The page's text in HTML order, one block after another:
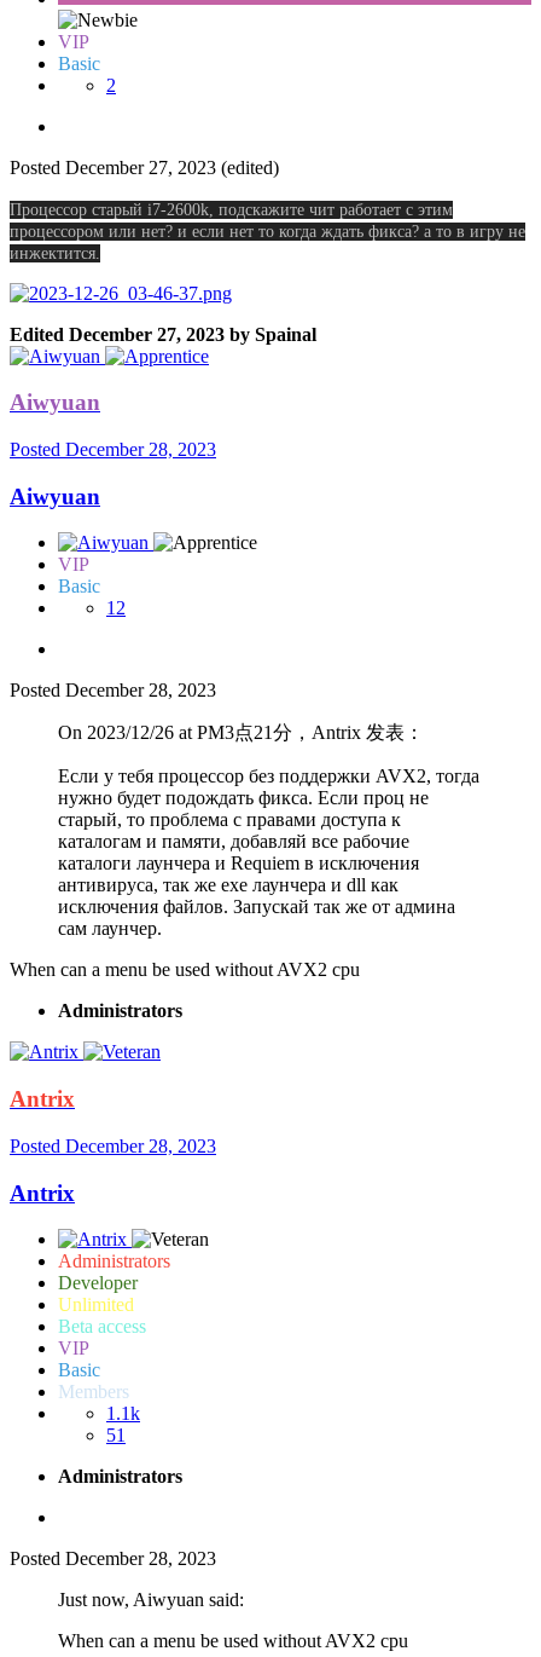
VIP
Basic
2
Posted December 27, 2023 (edited)
Процессор старый i7-2600k, подскажите чит работает с этим
процессором или нет? и если нет то когда ждать фикса? а то в игру не
инжектится.
Edited December 27, 2023 by Spainal
Aiwyuan
Posted December 28, 2023
Aiwyuan
VIP
Basic
12
Posted December 28, 2023
On 2023/12/26 at PM3点21分，Antrix 发表：
Если у тебя процессор без поддержки AVX2, тогда
нужно будет подождать фикса. Если проц не
старый, то проблема с правами доступа к
каталогам и памяти, добавляй все рабочие
каталоги лаунчера и Requiem в исключения
антивируса, так же exe лаунчера и dll как
исключения файлов. Запускай так же от админа
сам лаунчер.
When can a menu be used without AVX2 cpu
Administrators
Antrix
Posted December 28, 2023
Antrix
Administrators
Developer
Unlimited
Beta access
VIP
Basic
Members
1.1k
51
Administrators
Posted December 28, 2023
Just now, Aiwyuan said:
When can a menu be used without AVX2 cpu